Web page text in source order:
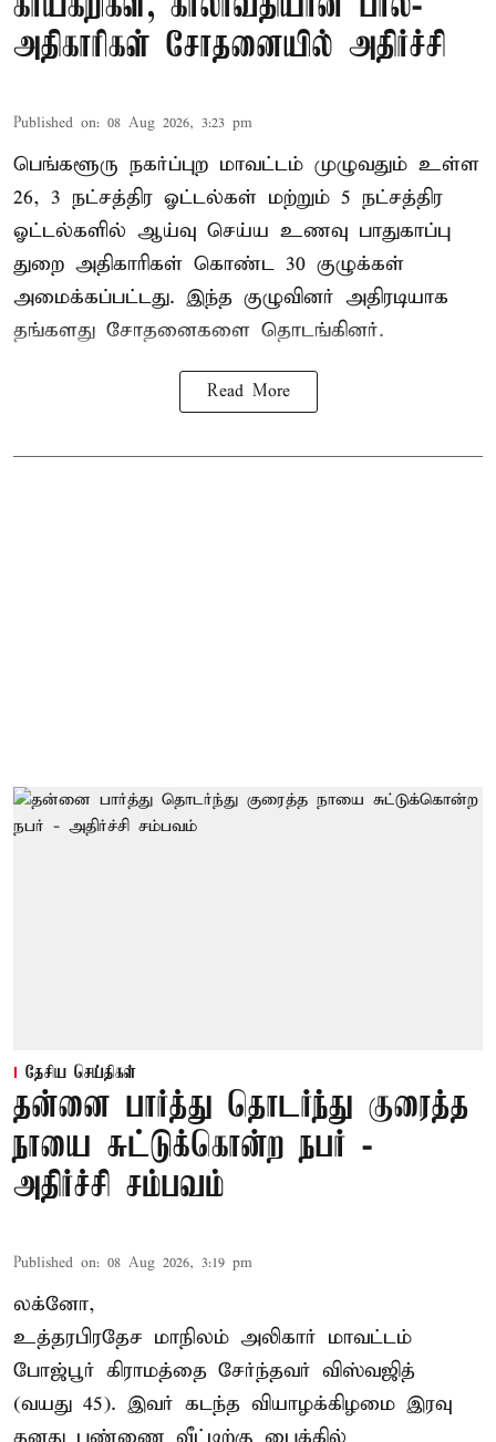
அதிகாரிகள் சோதனையில் அதிர்ச்சி
Published on: 08 Aug 2026, 3:23 pm
பெங்களூரு நகர்ப்புற மாவட்டம் முழுவதும் உள்ள
26, 3 நட்சத்திர ஓட்டல்கள் மற்றும் 5 நட்சத்திர
ஓட்டல்களில் ஆய்வு செய்ய உணவு பாதுகாப்பு
துறை அதிகாரிகள் கொண்ட 30 குழுக்கள்
அமைக்கப்பட்டது. இந்த குழுவினர் அதிரடியாக
தங்களது சோதனைகளை தொடங்கினர்.
Read More
தேசிய செய்திகள்
தன்னை பார்த்து தொடர்ந்து குரைத்த
நாயை சுட்டுக்கொன்ற நபர் -
அதிர்ச்சி சம்பவம்
Published on: 08 Aug 2026, 3:19 pm
லக்னோ,
உத்தரபிரதேச மாநிலம் அலிகார் மாவட்டம்
போஜ்பூர் கிராமத்தை சேர்ந்தவர் விஸ்வஜித்
(வயது 45). இவர் கடந்த வியாழக்கிழமை இரவு